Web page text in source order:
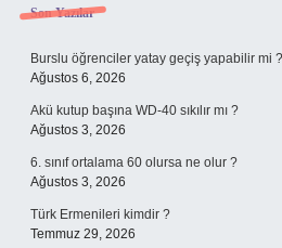
Sidebar
Son Yazılar
Burslu öğrenciler yatay geçiş yapabilir mi ?
Ağustos 6, 2026
Akü kutup başına WD-40 sıkılır mı ?
Ağustos 3, 2026
6. sınıf ortalama 60 olursa ne olur ?
Ağustos 3, 2026
Türk Ermenileri kimdir ?
Temmuz 29, 2026